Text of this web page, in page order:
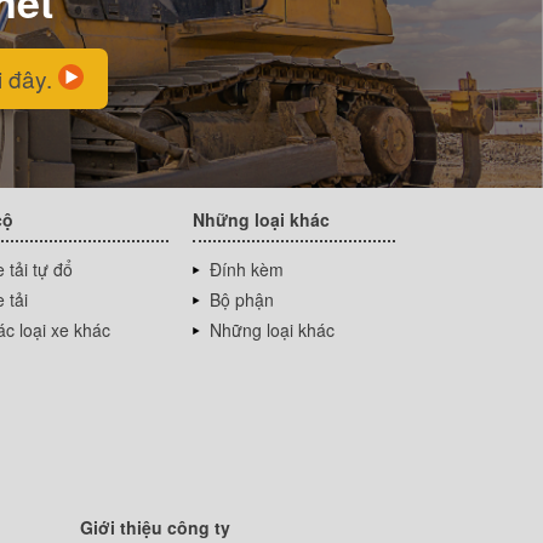
đây.
tải tự đổ
tải
loại xe khác
Những loại khác
Đính kèm
Bộ phận
Những loại khác
Giới thiệu công ty